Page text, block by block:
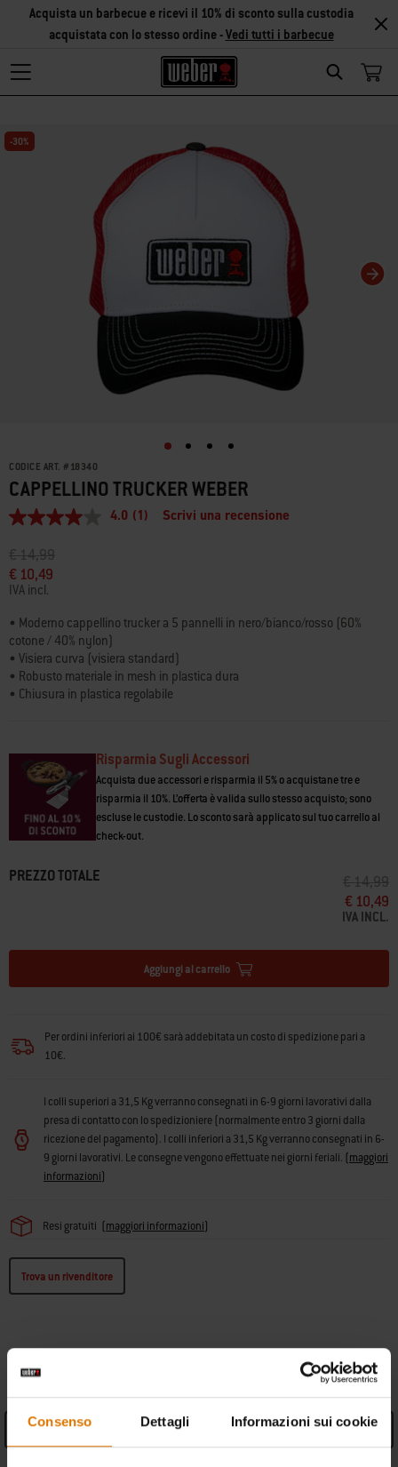
Consenso Dettagli Informazioni sui cookie
Search
Acquista un barbecue e ricevi il 10% di sconto sulla custodia
acquistata con lo stesso ordine -Vedi tutti i barbecue
-30%
Modificando questa slide del carosello verrà modificata anche la slide
CODICE ART. # 18340
CAPPELLINO TRUCKER WEBER
4.0
su
5
,
valore
valutazione
medio.
Read
a
Review.
Stesso
4.0 (1) Scrivi una recensione
Prezzo ridotto da
€ 14,99a
€ 10,49
IVA incl.
• Moderno cappellino trucker a 5 pannelli in nero/bianco/rosso (60%
cotone / 40% nylon)
• Visiera curva (visiera standard)
• Robusto materiale in mesh in plastica dura
• Chiusura in plastica regolabile
Risparmia Sugli Accessori
Acquista due accessori e risparmia il 5% o acquistane tre e
risparmia il 10%. L’offerta è valida sullo stesso acquisto; sono
escluse le custodie. Lo sconto sarà applicato sul tuo carrello al
check-out.
PREZZO TOTALE PREZZO
€ 14,99A
€ 10,49
IVA INCL.
Aggiungi al carrello
Per ordini inferiori ai 100€ sarà addebitata un costo di spedizione pari a
10€.
I colli superiori a 31,5 Kg verranno consegnati in 6-9 giorni lavorativi dalla
presa di contatto con lo spedizioniere (normalmente entro 3 giorni dalla
ricezione del pagamento). I colli inferiori a 31,5 Kg verranno consegnati in 6-
9 giorni lavorativi. Le consegne vengono effettuate nei giorni feriali. (maggiori
informazioni)
Resi gratuiti (maggiori informazioni)
Trova un rivenditore
Vedi specifiche